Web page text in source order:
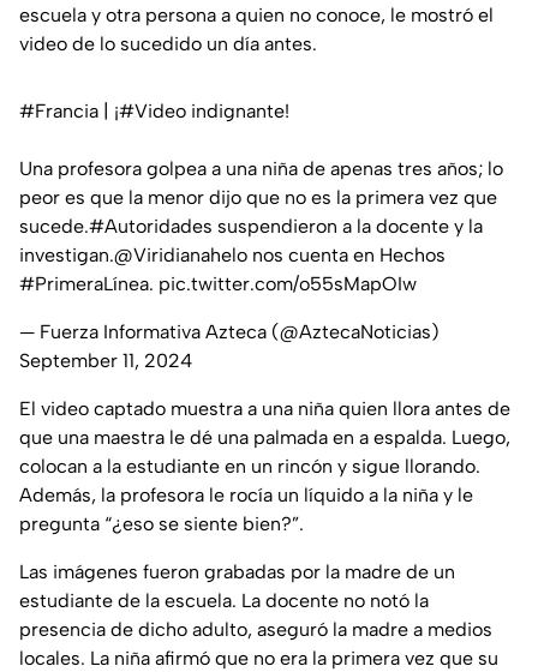
escuela y otra persona a quien no conoce, le mostró el
video de lo sucedido un día antes.
#Francia | ¡#Video indignante!
Una profesora golpea a una niña de apenas tres años; lo
peor es que la menor dijo que no es la primera vez que
sucede.#Autoridades suspendieron a la docente y la
investigan.@Viridianahelo nos cuenta en Hechos
#PrimeraLínea. pic.twitter.com/o55sMapOIw
— Fuerza Informativa Azteca (@AztecaNoticias)
September 11, 2024
El video captado muestra a una niña quien llora antes de
que una maestra le dé una palmada en a espalda. Luego,
colocan a la estudiante en un rincón y sigue llorando.
Además, la profesora le rocía un líquido a la niña y le
pregunta “¿eso se siente bien?”.
Las imágenes fueron grabadas por la madre de un
estudiante de la escuela. La docente no notó la
presencia de dicho adulto, aseguró la madre a medios
locales. La niña afirmó que no era la primera vez que su